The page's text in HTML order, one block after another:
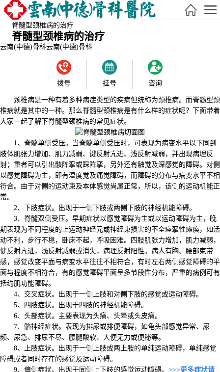
脊髓型颈椎病的治疗
脊髓型颈椎病的治疗
云南(中德)骨科云南(中德)骨科
拨号 挂号 咨询
颈椎病是一种有着多种病症类型的疾病但统称为颈椎病。而脊髓型颈
椎病就是其中的一种。那么脊髓型颈椎病是有什么样的症状呢？下面带着
大家一起了解下脊髓型颈椎病的常见症状。
1、脊髓单侧受压。当脊髓单侧受压时，可表现为病变水平以下同到
肢体肌张力增加、肌力减弱、键反射亢进、浅反射减弱，并出现病理反
射；重者可以引出骸阵挛或踩阵挛，另外还有触觉及深感觉的障碍。对侧
以感觉障碍为主，即有温度觉及痛觉障碍，而障碍的分布与病变水平不相
符合。由于对侧的运动束及本体感觉尚属正常，所以，该侧的运动机能正
常。
2、下肢症状。出现于一侧下肢或两侧下肢的神经机能障碍。
3、脊髓双侧受压。早期症状以感觉障碍为主或以运动障碍为主，晚
期表现为不同程度的上运动神经元或神经束损害的不全痉挛性瘫痪，如活
动不利，步行不稳，卧床不起，呼吸困难。四肢肌张力增加，肌力减弱，
健反射亢进，浅反射减弱或消失，病理反射阳性。病人有胸、腰部束带
感，感觉改变平面与病变水平往往不相符合，有时左右两侧感觉障碍的平
面与程度不相符合，有的感觉障碍平面呈多节段性分布，严重的病例可有
括约肌功能障碍。
4、交叉症状。出现于一侧上肢和对侧下肢的感觉或运动障碍。
5、四肢症状。出现于四肢的神经机能障碍。
6、头部症状。主要表现为头痛、头晕或头皮痛。
7、骼神经症状。表现为排尿或排便障碍，如龟头部感觉异常、尿
频、尿急、排尿不尽、腰腿酸软、大便无力或便秘等。
8、上肢症状。出现于一侧上肢或两上肢的单纯运动障碍，单纯感觉
障碍或者同时存在的感觉及运动障碍。
9、偏侧症状。出现于同侧上下肢的感觉运动障碍。 >>>更多症状请